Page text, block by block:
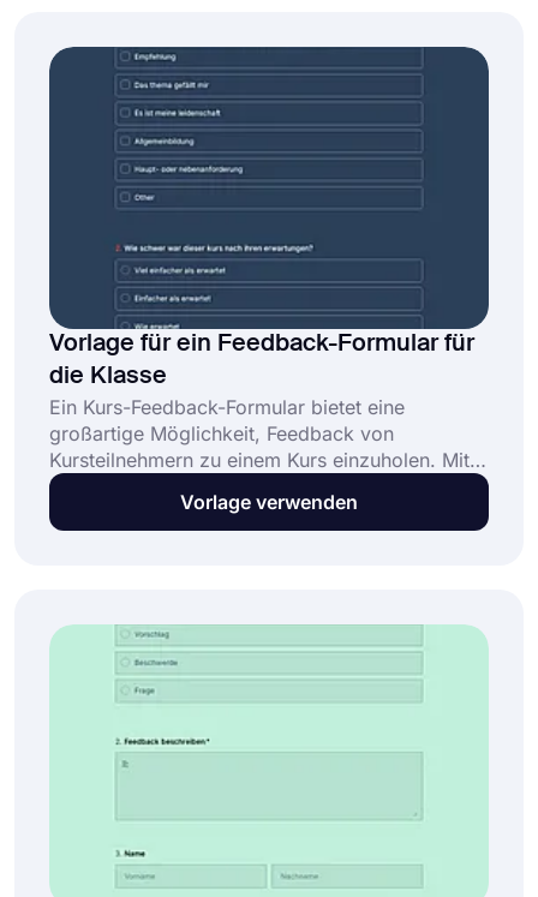
aufnehmen. Sie können schnell mit der
Erstellung Ihres Formulars beginnen, indem Sie
die unten stehende Vorlage für ein
Lehrerbewerbungsformular verwenden.
Vorlage für ein Feedback-Formular für
die Klasse
Ein Kurs-Feedback-Formular bietet eine
großartige Möglichkeit, Feedback von
Kursteilnehmern zu einem Kurs einzuholen. Mit
einem Feedback-Formular können die
Studierenden leicht ihre Erwartungen und ihre
wertvolles Feedback zu sammeln!
Vorlage verwenden